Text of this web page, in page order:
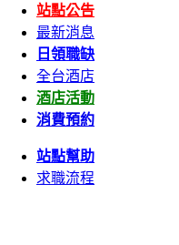
站點公告
最新消息
日領職缺
全台酒店
酒店活動
消費預約
站點幫助
求職流程